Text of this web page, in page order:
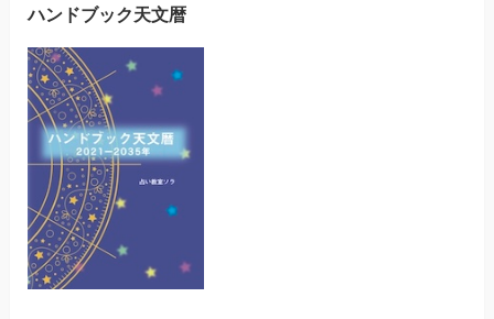
ハンドブック天文暦